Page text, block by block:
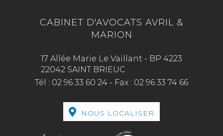
CABINET D'AVOCATS AVRIL &
MARION
17 Allée Marie Le Vaillant - BP 4223
22042 SAINT BRIEUC
Tél : 02 96 33 60 24 - Fax : 02 96 33 74 66
NOUS LOCALISER